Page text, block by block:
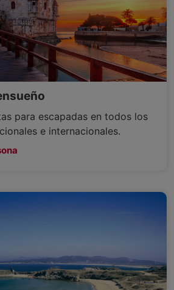
para escapadas en todos los
e internacionales.